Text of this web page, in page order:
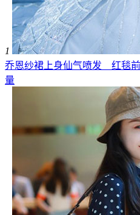
1
乔恩纱裙上身仙气喷发 红毯
量